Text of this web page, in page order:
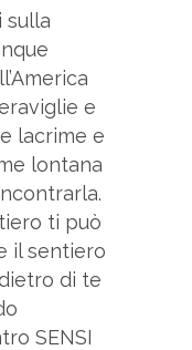
sulla
e
lacrime e
lontana
ti può
il sentiero
di te
SENSI